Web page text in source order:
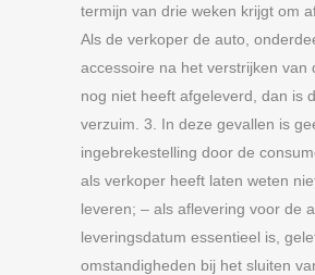
termijn van drie weken krijgt om
Als de verkoper de auto,
accessoire na het verstrijken van
nog niet heeft afgeleverd, dan is
verzuim. 3. In deze gevallen is
ingebrekestelling door de
als verkoper heeft laten weten
leveren; – als aflevering voor de
leveringsdatum essentieel is,
omstandigheden bij het sluiten